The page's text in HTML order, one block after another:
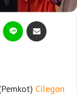
Cilegon